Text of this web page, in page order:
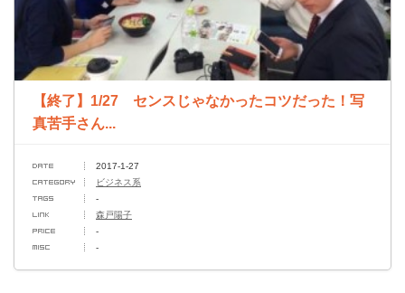
【終了】1/27 センスじゃなかったコツだった！写
真苦手さん...
2017-1-27
ビジネス系
-
森戸陽子
-
-